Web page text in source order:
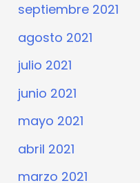
septiembre 2021
agosto 2021
julio 2021
junio 2021
mayo 2021
abril 2021
marzo 2021